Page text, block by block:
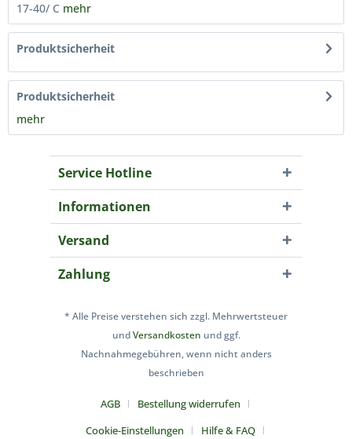
17-40/ C mehr
Produktsicherheit
Produktsicherheit
mehr
Service Hotline
Informationen
Versand
Zahlung
* Alle Preise verstehen sich zzgl. Mehrwertsteuer
undVersandkosten und ggf.
Nachnahmegebühren, wenn nicht anders
beschrieben
AGB
Bestellung widerrufen
Cookie-Einstellungen
Hilfe & FAQ